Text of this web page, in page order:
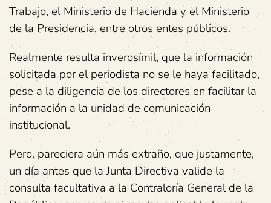
Trabajo, el Ministerio de Hacienda y el Ministerio
de la Presidencia, entre otros entes públicos.
Realmente resulta inverosímil, que la información
solicitada por el periodista no se le haya facilitado,
pese a la diligencia de los directores en facilitar la
información a la unidad de comunicación
institucional.
Pero, pareciera aún más extraño, que justamente,
un día antes que la Junta Directiva valide la
consulta facultativa a la Contraloría General de la